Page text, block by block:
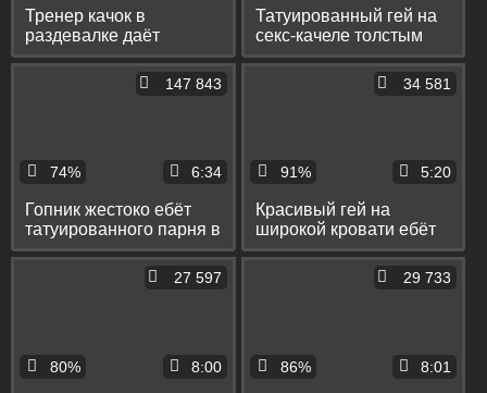
Тренер качок в
раздевалке даёт
симпатичному парню
на рот и ебёт его в
Татуированный гей на
секс-качеле толстым
писюном ебёт коллегу в
74%
147 843
6:34
Гопник жестоко ебёт
татуированного парня в
попу и при этом душит
91%
34 581
5:20
Красивый гей на
широкой кровати ебёт
пассивного соседа в
80%
27 597
8:00 86%
29 733
8:01